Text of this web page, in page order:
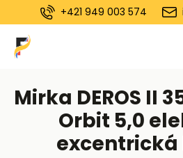
+421 949 003 574
Mirka DEROS II
Orbit 5,0